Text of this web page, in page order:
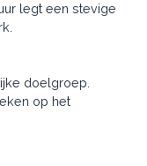
legt een stevige
doelgroep.
op het